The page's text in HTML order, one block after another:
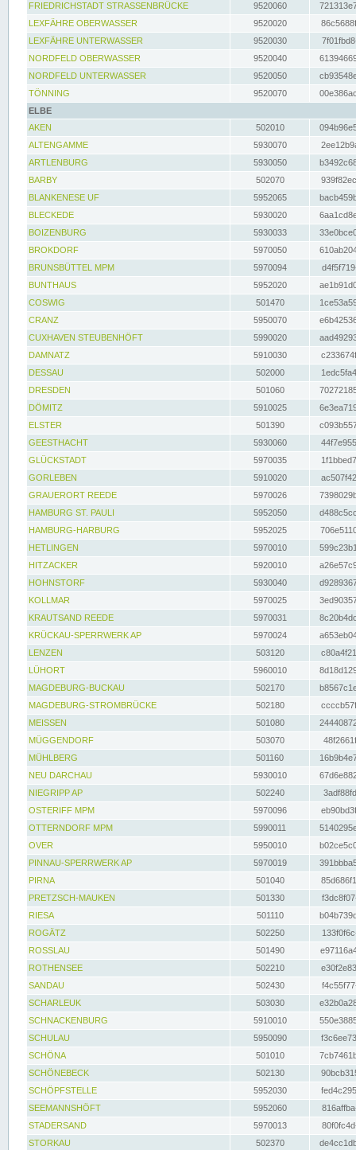
FRIEDRICHSTADT STRASSENBRÜCKE
9520060
LEXFÄHRE OBERWASSER
9520020
LEXFÄHRE UNTERWASSER
9520030
NORDFELD OBERWASSER
9520040
NORDFELD UNTERWASSER
9520050
TÖNNING
9520070
ELBE
AKEN
502010
ALTENGAMME
5930070
ARTLENBURG
5930050
BARBY
502070
BLANKENESE UF
5952065
BLECKEDE
5930020
BOIZENBURG
5930033
BROKDORF
5970050
BRUNSBÜTTEL MPM
5970094
BUNTHAUS
5952020
COSWIG
501470
CRANZ
5950070
CUXHAVEN STEUBENHÖFT
5990020
DAMNATZ
5910030
DESSAU
502000
DRESDEN
501060
DÖMITZ
5910025
ELSTER
501390
GEESTHACHT
5930060
GLÜCKSTADT
5970035
GORLEBEN
5910020
GRAUERORT REEDE
5970026
HAMBURG ST. PAULI
5952050
HAMBURG-HARBURG
5952025
HETLINGEN
5970010
HITZACKER
5920010
HOHNSTORF
5930040
KOLLMAR
5970025
KRAUTSAND REEDE
5970031
KRÜCKAU-SPERRWERK AP
5970024
LENZEN
503120
LÜHORT
5960010
MAGDEBURG-BUCKAU
502170
MAGDEBURG-STROMBRÜCKE
502180
MEISSEN
501080
MÜGGENDORF
503070
MÜHLBERG
501160
NEU DARCHAU
5930010
NIEGRIPP AP
502240
OSTERIFF MPM
5970096
OTTERNDORF MPM
5990011
OVER
5950010
PINNAU-SPERRWERK AP
5970019
PIRNA
501040
PRETZSCH-MAUKEN
501330
RIESA
501110
ROGÄTZ
502250
ROSSLAU
501490
ROTHENSEE
502210
SANDAU
502430
SCHARLEUK
503030
SCHNACKENBURG
5910010
SCHULAU
5950090
SCHÖNA
501010
SCHÖNEBECK
502130
SCHÖPFSTELLE
5952030
SEEMANNSHÖFT
5952060
STADERSAND
5970013
STORKAU
502370